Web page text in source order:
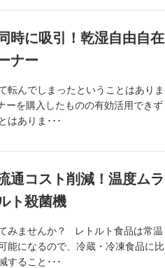
時に吸引！乾湿自由自在
ナー
転んでしまったということはありま
を購入したものの有効活用できず
はありま･･･
通コスト削減！温度ムラ
ト殺菌機
みませんか？ レトルト食品は常温
能になるので、冷蔵・冷凍食品に比
すること･･･